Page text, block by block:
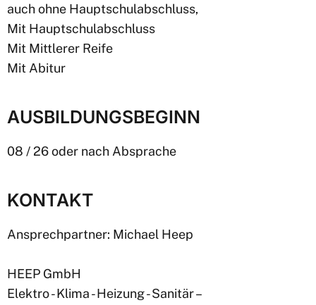
auch ohne Hauptschulabschluss,
Mit Hauptschulabschluss
Mit Mittlerer Reife
Mit Abitur
AUSBILDUNGSBEGINN
08 / 26 oder nach Absprache
KONTAKT
Ansprechpartner: Michael Heep
HEEP GmbH
Elektro - Klima - Heizung - Sanitär –